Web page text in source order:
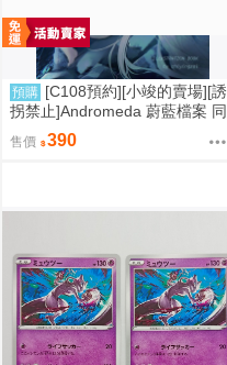
預購 [C108預約][小竣的賣場][誘
拐禁止]Andromeda 蔚藍檔案 同
人誌id=3727344
售價 390